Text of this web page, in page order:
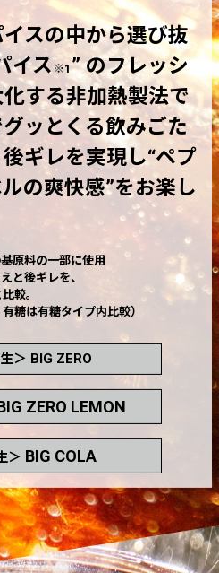
スの中から選び抜
イス ※1” のフレッシ
する非加熱製法で
ッとくる飲みごた
ギレを実現し“ペプ
の爽快感”をお楽し
原料の一部に使用
と後ギレを、
較。
糖は有糖タイプ内比較）
＞ BIG ZERO
ZERO LEMON
＞ BIG COLA